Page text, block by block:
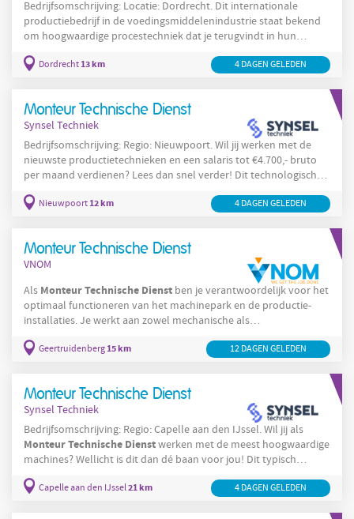
Bedrijfsomschrijving: Locatie: Dordrecht. Dit internationale
productiebedrijf in de voedingsmiddelenindustrie staat bekend
om hoogwaardige procestechniek dat je terugvindt in hun
overal terug in het dagelijkse leven en je herkent ze door de A-
die mee wil
Dordrecht13 km 4 DAGEN GELEDEN
Monteur Technische Dienst
Synsel Techniek
Bedrijfsomschrijving: Regio: Nieuwpoort. Wil jij werken met de
nieuwste productietechnieken en een salaris tot €4.700,- bruto
per maand verdienen? Lees dan snel verder! Dit technologische
chemische productieproces. Met de nieuwste technieken wordt
Dienstspeel je
Nieuwpoort12 km 4 DAGEN GELEDEN
Monteur Technische Dienst
VNOM
Als MonteurTechnische Dienst ben je verantwoordelijk voor het
optimaal functioneren van het machinepark en de productie-
installaties. Je werkt aan zowel mechanische als
elektrotechnische
en veilig worden opgelost. Als
onderhoudstechnicuslever je een
Geertruidenberg15 km 12 DAGEN GELEDEN
Monteur Technische Dienst
Synsel Techniek
Bedrijfsomschrijving: Regio: Capelle aan den IJssel. Wil jij als
MonteurTechnische Dienstwerken met de meest hoogwaardige
machines? Wellicht is dit dan dé baan voor jou! Dit typisch
Nederlandse bedrijf is wereldmarkleider in z’n soort. De
procestechniek binnen dit bedrijf is op het hoogste niveau. Ze
Capelle aan den IJssel21 km 4 DAGEN GELEDEN